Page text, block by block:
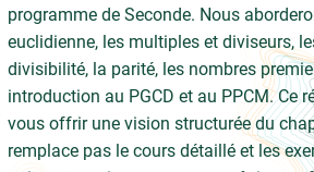
programme de Seconde. Nous
euclidienne, les multiples et diviseurs,
divisibilité, la parité, les nombres
introduction au PGCD et au PPCM. Ce
vous offrir une vision structurée du
remplace pas le cours détaillé et les